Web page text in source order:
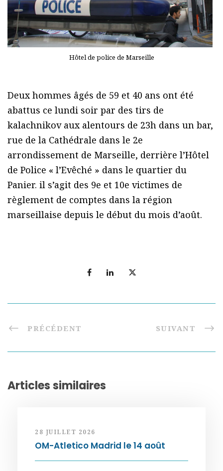
Hôtel de police de Marseille
Deux hommes âgés de 59 et 40 ans ont été
abattus ce lundi soir par des tirs de
kalachnikov aux alentours de 23h dans un bar,
rue de la Cathédrale dans le 2e
arrondissement de Marseille, derrière l’Hôtel
de Police « l’Evêché » dans le quartier du
Panier. il s’agit des 9e et 10e victimes de
règlement de comptes dans la région
marseillaise depuis le début du mois d’août.
PRÉCÉDENT SUIVANT
Articles similaires
28 JUILLET 2026
OM-Atletico Madrid le 14 août